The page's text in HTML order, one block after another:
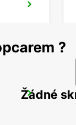
?
Žádné